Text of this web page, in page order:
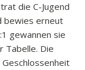
die C-Jugend
bewies erneut
gewannen sie
Tabelle. Die